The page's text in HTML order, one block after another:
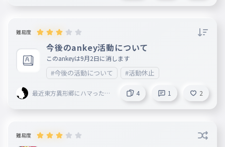
難易度
今後のankey活動について
このankeyは9月2日に消します
#今後の活動について #活動休止
最近東方異形郷にハマった人
4 1 2
難易度